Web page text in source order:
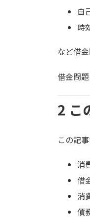
自
時
など借
借金問
2 こ
この記
消
借
消
債